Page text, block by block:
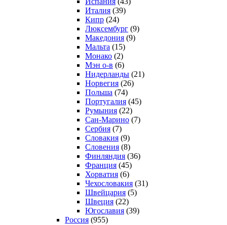
Италия (39)
Кипр (24)
Люксембург (9)
Македония (9)
Мальта (15)
Монако (2)
Мэн о-в (6)
Нидерланды (21)
Норвегия (26)
Польша (74)
Португалия (45)
Румыния (22)
Сан-Марино (7)
Сербия (7)
Словакия (9)
Словения (8)
Финляндия (36)
Франция (45)
Хорватия (6)
Чехословакия (31)
Швейцария (5)
Швеция (22)
Югославия (39)
Россия (955)